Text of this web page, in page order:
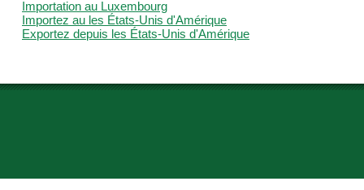
Importation au Luxembourg
Importez au les États-Unis d'Amérique
Exportez depuis les États-Unis d'Amérique